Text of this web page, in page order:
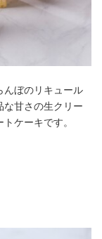
んぼのリキュール
な甘さの生クリー
ケーキです。